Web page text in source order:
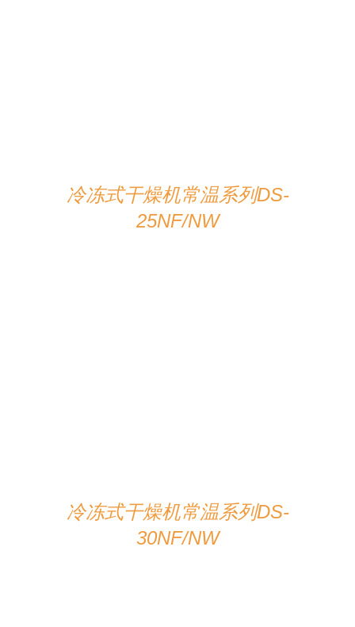
冷冻式干燥机常温系列DS-
25NF/NW
冷冻式干燥机常温系列DS-
30NF/NW